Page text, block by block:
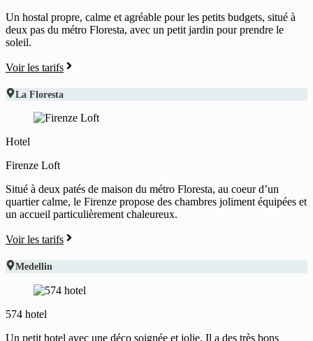
Un hostal propre, calme et agréable pour les petits budgets, situé à
deux pas du métro Floresta, avec un petit jardin pour prendre le
soleil.
Voir les tarifs
La Floresta
Hotel
Firenze Loft
Situé à deux patés de maison du métro Floresta, au coeur d’un
quartier calme, le Firenze propose des chambres joliment équipées et
un accueil particulièrement chaleureux.
Voir les tarifs
Medellin
574 hotel
Un petit hotel avec une déco soignée et jolie. Il a des très bons